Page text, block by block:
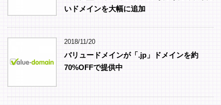
いドメインを大幅に追加
2018/11/20
バリュードメインが「.jp」ドメインを約
70%OFFで提供中